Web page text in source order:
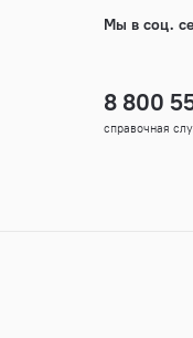
Мы в соц.
8 800
справочная